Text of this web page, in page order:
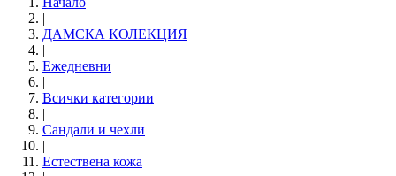
|
ДАМСКА КОЛЕКЦИЯ
|
Ежедневни
|
Всички категории
|
Сандали и чехли
|
Естествена кожа